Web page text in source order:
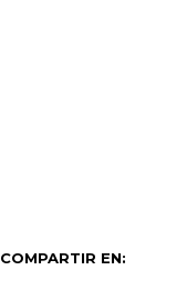
COMPARTIR EN: